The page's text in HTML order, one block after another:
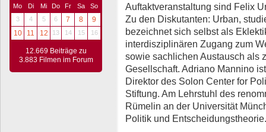
Mo Di Mi Do Fr Sa
So
3
4 5 6 7 8
9
10
11 12 13 14 15 16
12.669 Beiträge zu
3.883 Filmen im Forum
Auftaktveranstaltung sind Felix
Zu den Diskutanten: Urban,
bezeichnet sich selbst als
interdisziplinären Zugang zum
sowie sachlichen Austausch als
Gesellschaft. Adriano Mannino
Direktor des Solon Center for
Stiftung. Am Lehrstuhl des
Rümelin an der Universität
Politik und Entscheidungstheorie.